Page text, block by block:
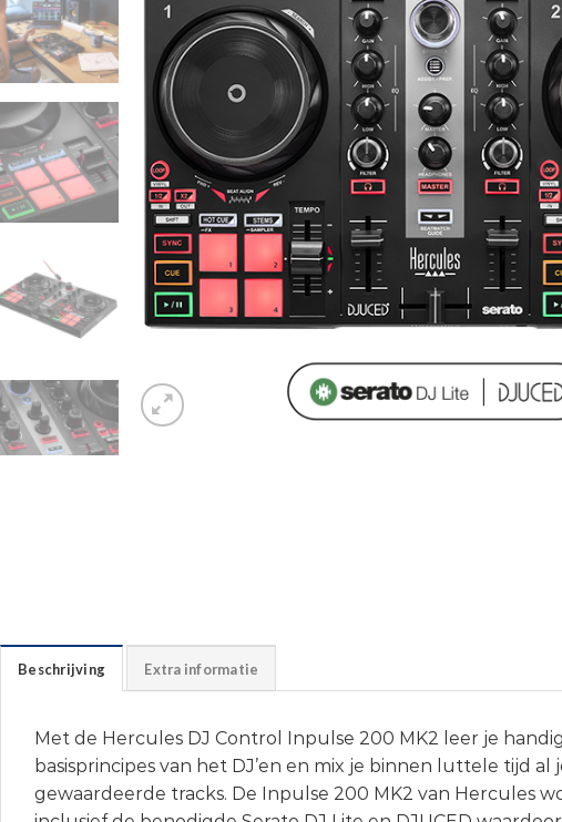
Beschrijving Extra informatie
Met de Hercules DJ Control Inpulse 200 MK2 leer je
basisprincipes van het DJ’en en mix je binnen luttele tijd al
gewaardeerde tracks. De Inpulse 200 MK2 van Hercules